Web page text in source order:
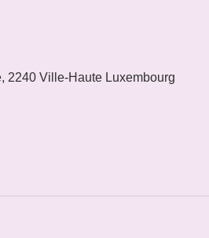
2240 Ville-Haute Luxembourg